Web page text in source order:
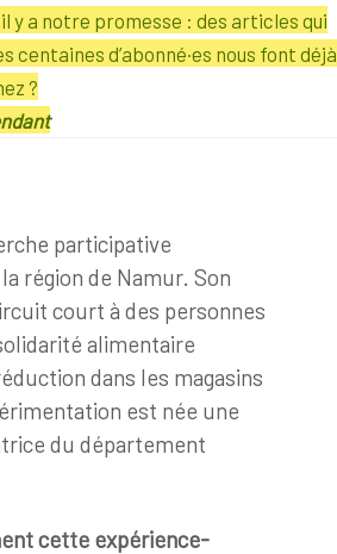
y a notre promesse : des articles qui
centaines d’abonné·es nous font déjà
?
participative
région de Namur. Son
court à des personnes
alimentaire
dans les magasins
est née une
du département
cette expérience-